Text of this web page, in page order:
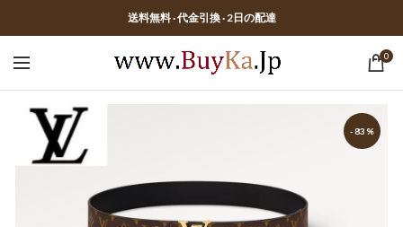
送料無料 · 代金引換 · 2日の配達
0
-83%